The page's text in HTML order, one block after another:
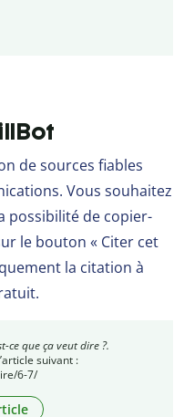
de sources fiables
Vous souhaitez
possibilité de copier-
le bouton « Citer cet
la citation à
ce que ça veut dire ?.
suivant :
6-7/